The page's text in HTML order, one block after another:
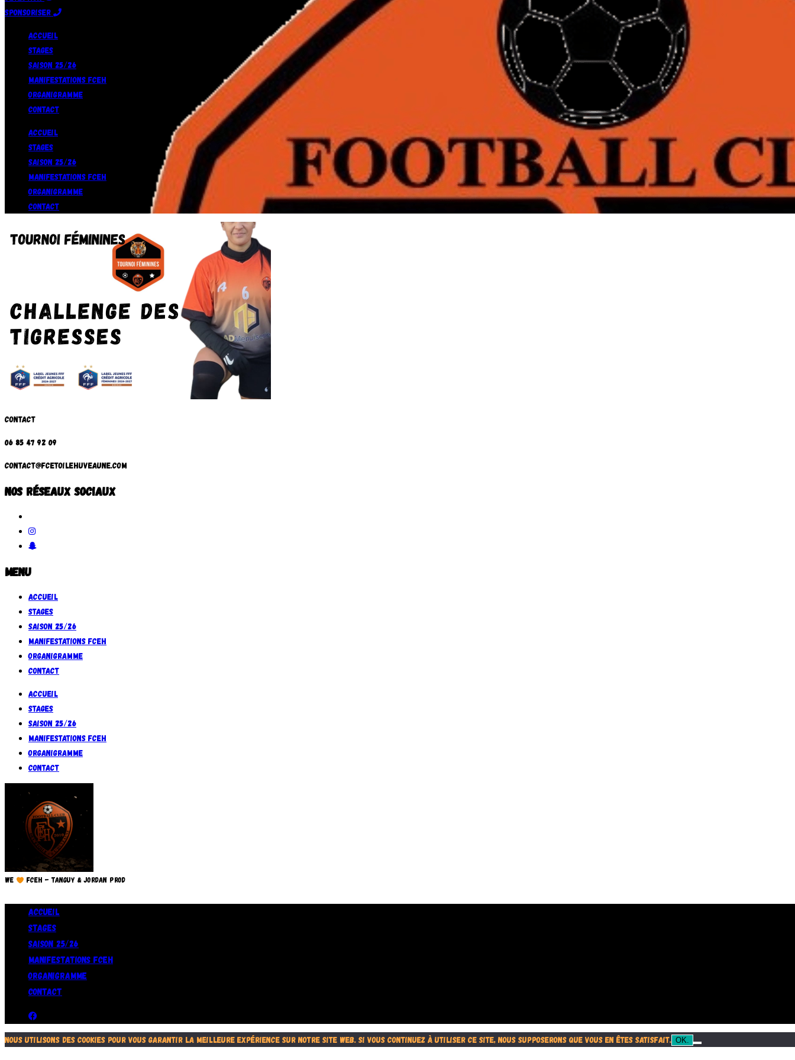
Sponsoriser
Accueil
Stages
Saison 25/26
Manifestations FCEH
Organigramme
Contact
Accueil
Stages
Saison 25/26
Manifestations FCEH
Organigramme
Contact
Contact
06 85 47 92 09
contact@fcetoilehuveaune.com
nos réseaux sociaux
Menu
Accueil
Stages
Saison 25/26
Manifestations FCEH
Organigramme
Contact
Accueil
Stages
Saison 25/26
Manifestations FCEH
Organigramme
Contact
We FCEH - TANGUY & JORDAN PROD
Accueil
Stages
Saison 25/26
Manifestations FCEH
Organigramme
Contact
Nous utilisons des cookies pour vous garantir la meilleure expérience sur notre site web. Si vous continuez à utiliser ce site, nous supposerons que vous en êtes satisfait. OK.